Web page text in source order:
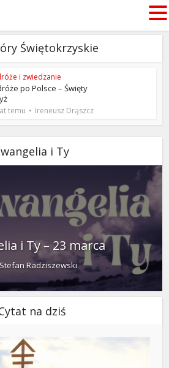
Świętokrzyskie
i zwiedzanie
po Polsce – Święty
temu Ireneusz Drąszcz
i Ty
i Ty – 23 marca
Radziszewski
na dziś